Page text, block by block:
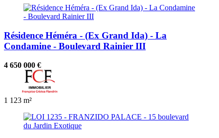
Résidence Héméra - (Ex Grand Ida) - La
Condamine - Boulevard Rainier III
4 650 000 €
1 123 m²